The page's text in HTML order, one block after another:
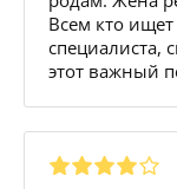
Всем кто
специалиста,
этот важный